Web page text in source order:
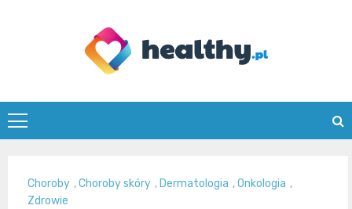
healthy.pl
Choroby ,Choroby skóry ,Dermatologia ,Onkologia ,
Zdrowie